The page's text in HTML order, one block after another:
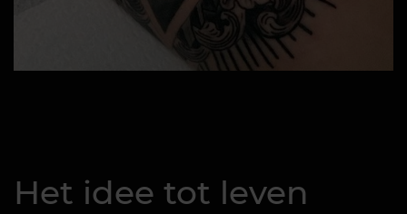
Het idee tot leven